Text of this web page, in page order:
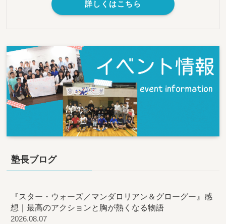
詳しくはこちら
塾長ブログ
『スター・ウォーズ／マンダロリアン＆グローグー』感
想｜最高のアクションと胸が熱くなる物語
2026.08.07